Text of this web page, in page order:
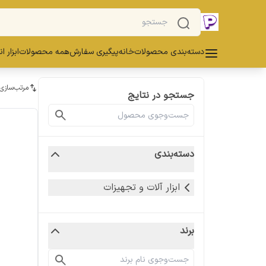
دسته‌بندی محصولاتخانهپیگیری سفارشهمه محصولاتابزار
جستجو در نتایج
دسته‌بندی
ابزار آلات و تجهیزات
برند